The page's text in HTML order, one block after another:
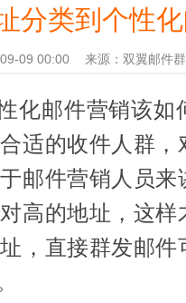
分类到个性
09 00:00 来源：双翼邮件
化邮件营销该如
适的收件人群
邮件营销人员
高的地址，这
，直接群发邮